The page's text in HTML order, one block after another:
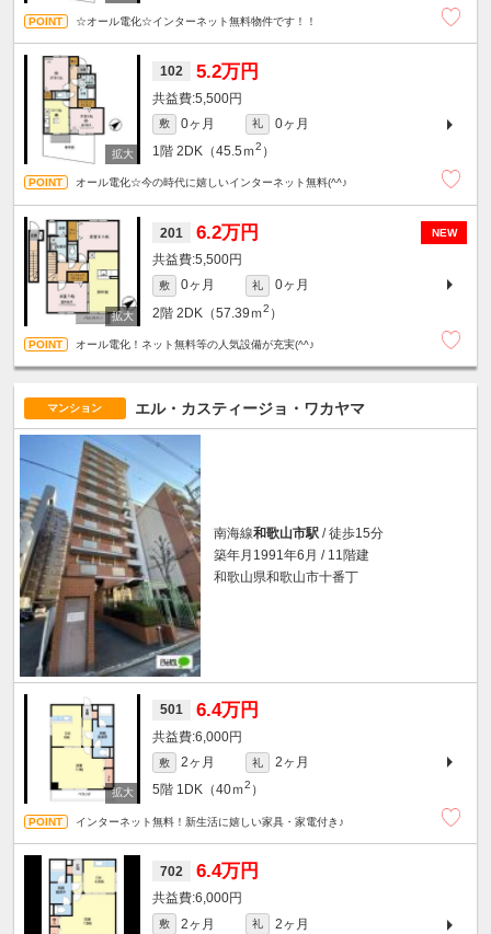
☆オール電化☆インターネット無料物件です！！
102 5.2万円
5,500円
敷 0ヶ月 礼
0ヶ月
1階 2DK（45.5ｍ2 ）
オール電化☆今の時代に嬉しいインターネット無料(^^♪
NEW
201 6.2万円
5,500円
敷 0ヶ月 礼
0ヶ月
2階 2DK（57.39ｍ2 ）
オール電化！ネット無料等の人気設備が充実(^^♪
マンション エル・カスティージョ・ワカヤマ
南海線和歌山市駅 / 徒歩15分
築年月1991年6月 / 11階建
和歌山県和歌山市十番丁
501 6.4万円
6,000円
敷 2ヶ月 礼
2ヶ月
5階 1DK（40ｍ2 ）
インターネット無料！新生活に嬉しい家具・家電付き♪
702 6.4万円
6,000円
敷 2ヶ月 礼
2ヶ月